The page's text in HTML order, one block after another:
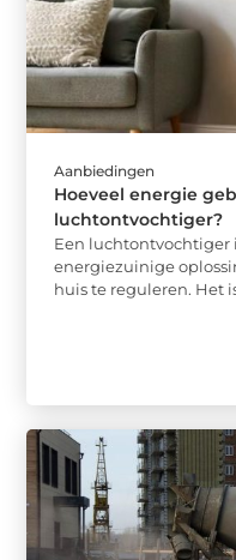
Aanbiedingen
Hoeveel energie
luchtontvochtiger?
Een luchtontvochtiger
energiezuinige
huis te reguleren. Het